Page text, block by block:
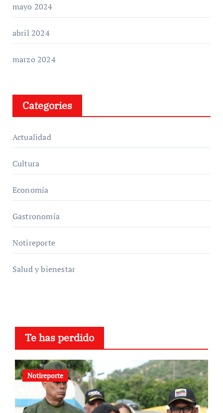
mayo 2024
abril 2024
marzo 2024
Categories
Actualidad
Cultura
Economía
Gastronomía
Notireporte
Salud y bienestar
Te has perdido
Notireporte